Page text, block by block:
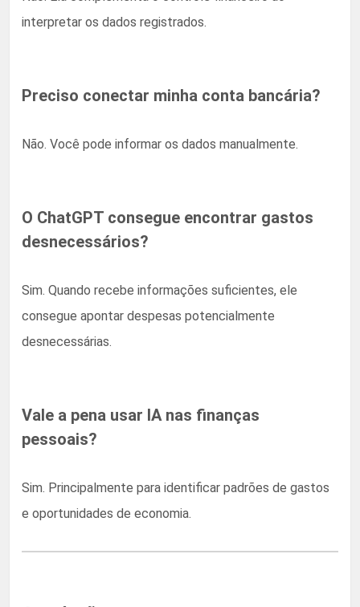
interpretar os dados registrados.
Preciso conectar minha conta bancária?
Não. Você pode informar os dados manualmente.
O ChatGPT consegue encontrar gastos
desnecessários?
Sim. Quando recebe informações suficientes, ele
consegue apontar despesas potencialmente
desnecessárias.
Vale a pena usar IA nas finanças
pessoais?
Sim. Principalmente para identificar padrões de gastos
e oportunidades de economia.